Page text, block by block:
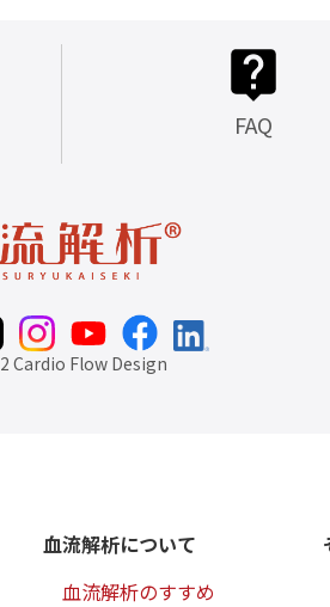
FAQ
Cardio Flow Design
血流解析について
血流解析のすすめ